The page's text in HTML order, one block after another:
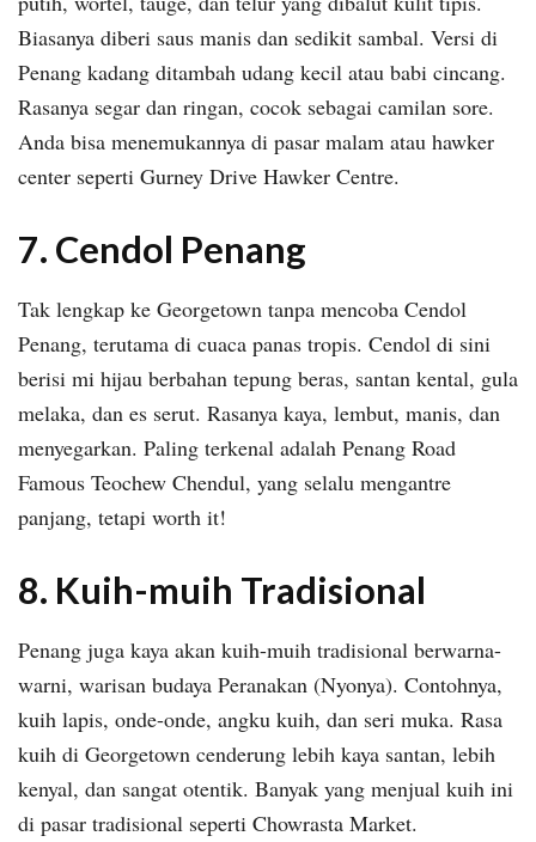
Biasanya diberi saus manis dan sedikit sambal. Versi di
Penang kadang ditambah udang kecil atau babi cincang.
Rasanya segar dan ringan, cocok sebagai camilan sore.
Anda bisa menemukannya di pasar malam atau hawker
center seperti Gurney Drive Hawker Centre.
7. Cendol Penang
Tak lengkap ke Georgetown tanpa mencoba Cendol
Penang, terutama di cuaca panas tropis. Cendol di sini
berisi mi hijau berbahan tepung beras, santan kental, gula
melaka, dan es serut. Rasanya kaya, lembut, manis, dan
menyegarkan. Paling terkenal adalah Penang Road
Famous Teochew Chendul, yang selalu mengantre
panjang, tetapi worth it!
8. Kuih-muih Tradisional
Penang juga kaya akan kuih-muih tradisional berwarna-
warni, warisan budaya Peranakan (Nyonya). Contohnya,
kuih lapis, onde-onde, angku kuih, dan seri muka. Rasa
kuih di Georgetown cenderung lebih kaya santan, lebih
kenyal, dan sangat otentik. Banyak yang menjual kuih ini
di pasar tradisional seperti Chowrasta Market.